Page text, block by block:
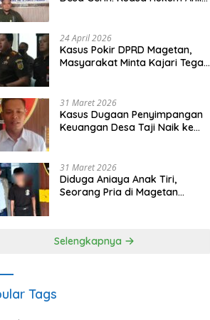
24 April 2026
Kasus Pokir DPRD Magetan,
Masyarakat Minta Kajari Tegak
31 Maret 2026
Kasus Dugaan Penyimpangan
Keuangan Desa Taji Naik ke
31 Maret 2026
Diduga Aniaya Anak Tiri,
Seorang Pria di Magetan
Selengkapnya
Tags